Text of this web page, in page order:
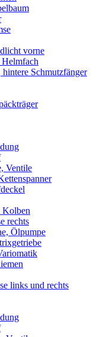
vorne
Schmutzfänger
Ventile
Kolben
rechts
Ölpumpe
links und rechts